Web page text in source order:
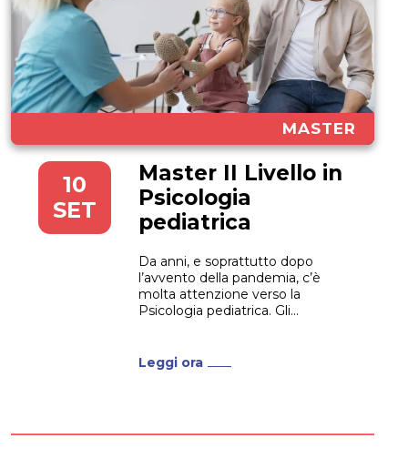
MASTER
10
SET
Master II Livello in
Psicologia
pediatrica
Da anni, e soprattutto dopo
l’avvento della pandemia, c’è
molta attenzione verso la
Psicologia pediatrica. Gli
pediatrica permette sono ormai
Leggi ora